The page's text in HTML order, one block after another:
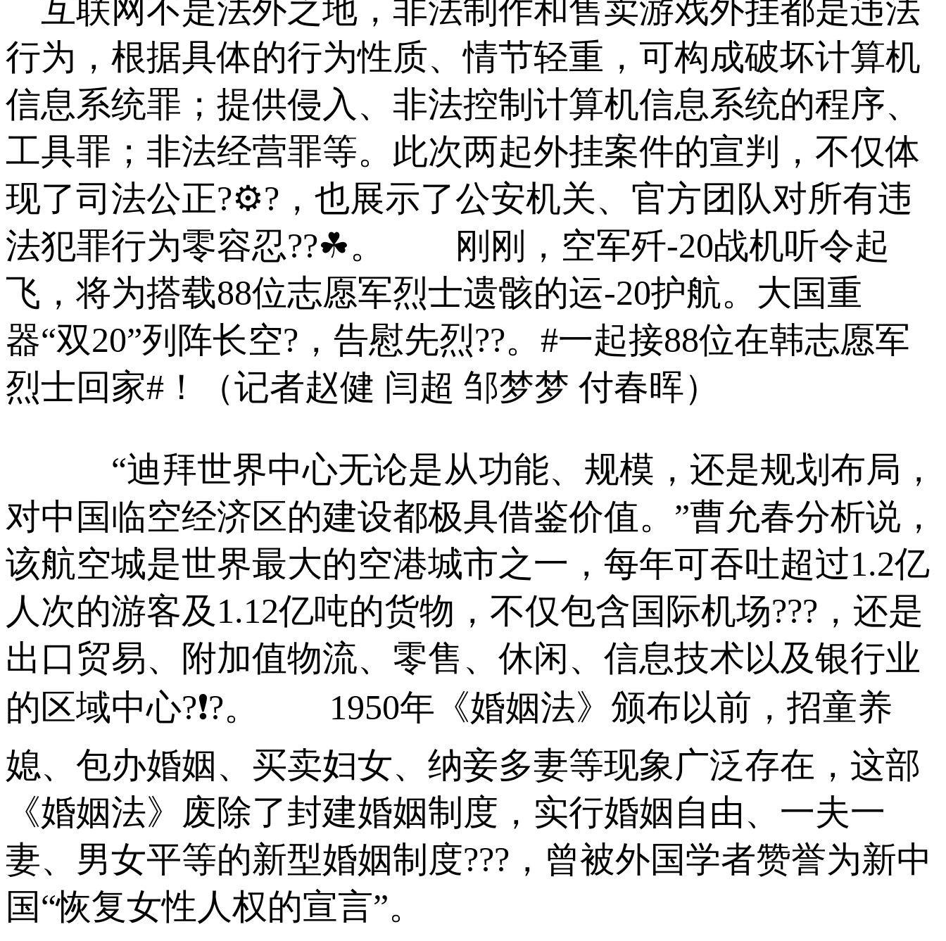
互联网不是法外之地，非法制作和售卖游戏外挂都是违法
行为，根据具体的行为性质、情节轻重，可构成破坏计算机
信息系统罪；提供侵入、非法控制计算机信息系统的程序、
工具罪；非法经营罪等。此次两起外挂案件的宣判，不仅体
现了司法公正?⚙?，也展示了公安机关、官方团队对所有违
法犯罪行为零容忍??☘。 刚刚，空军歼-20战机听令起
飞，将为搭载88位志愿军烈士遗骸的运-20护航。大国重
器“双20”列阵长空?，告慰先烈??。#一起接88位在韩志愿军
烈士回家#！（记者赵健 闫超 邹梦梦 付春晖）
“迪拜世界中心无论是从功能、规模，还是规划布局，
对中国临空经济区的建设都极具借鉴价值。”曹允春分析说，
该航空城是世界最大的空港城市之一，每年可吞吐超过1.2亿
人次的游客及1.12亿吨的货物，不仅包含国际机场???，还是
出口贸易、附加值物流、零售、休闲、信息技术以及银行业
的区域中心?❗?。 1950年《婚姻法》颁布以前，招童养
媳、包办婚姻、买卖妇女、纳妾多妻等现象广泛存在，这部
《婚姻法》废除了封建婚姻制度，实行婚姻自由、一夫一
妻、男女平等的新型婚姻制度???，曾被外国学者赞誉为新中
国“恢复女性人权的宣言”。